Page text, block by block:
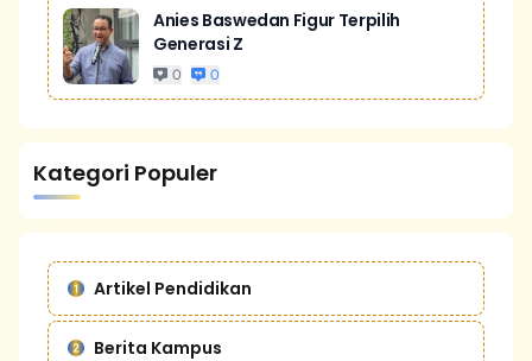
Anies Baswedan Figur Terpilih
Generasi Z
0 0
Kategori Populer
Artikel Pendidikan
Berita Kampus